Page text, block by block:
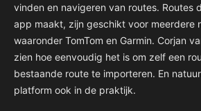
vinden en navigeren van routes. Routes
app maakt, zijn geschikt voor meerdere
waaronder TomTom en Garmin. Corjan
zien hoe eenvoudig het is om zelf een
bestaande route te importeren. En
platform ook in de praktijk.